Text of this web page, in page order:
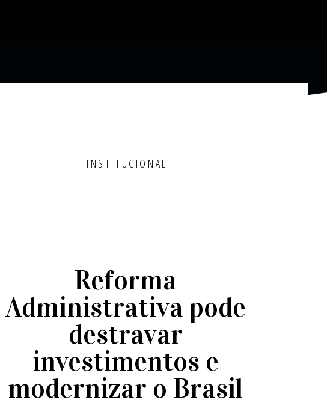
INSTITUCIONAL
Reforma
Administrativa pode
destravar
investimentos e
modernizar o Brasil